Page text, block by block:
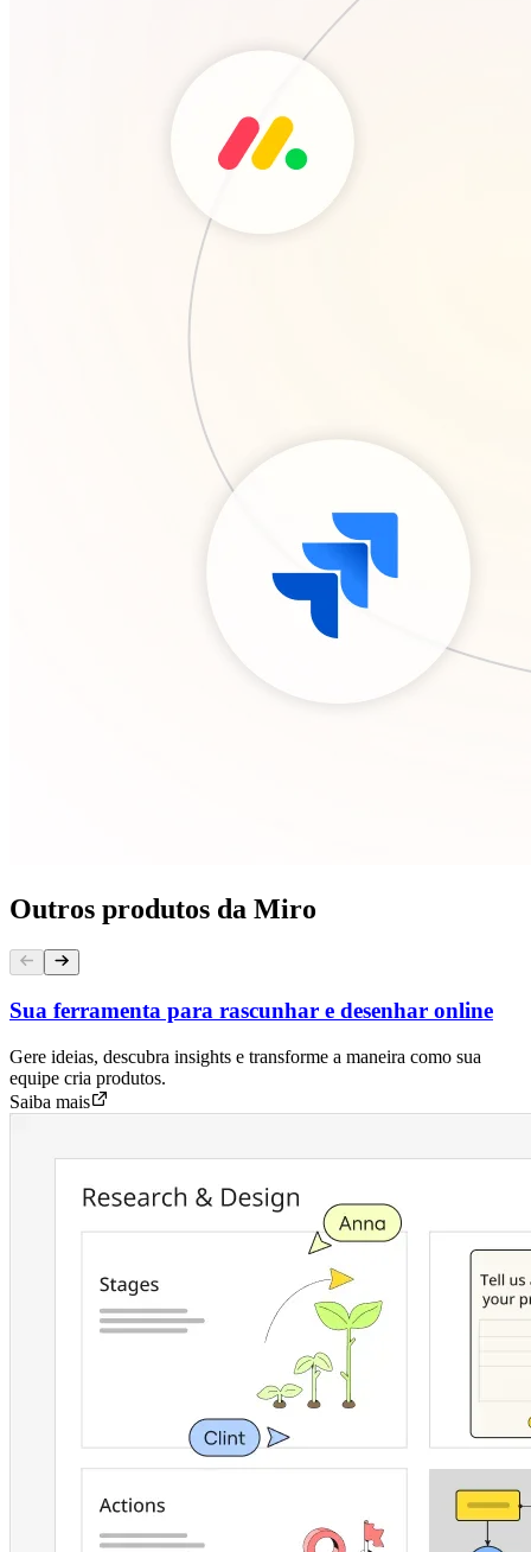
Outros produtos da Miro
Sua ferramenta para rascunhar e desenhar online
Gere ideias, descubra insights e transforme a maneira como sua
equipe cria produtos.
Saiba mais